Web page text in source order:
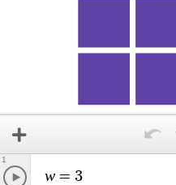
w = 3
1